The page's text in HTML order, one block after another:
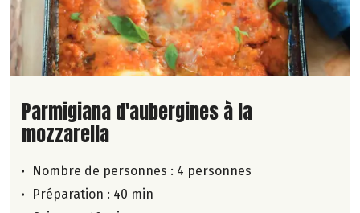
Lire la suite de la recette
Parmigiana d'aubergines à la
mozzarella
Nombre de personnes : 4 personnes
Préparation : 40 min